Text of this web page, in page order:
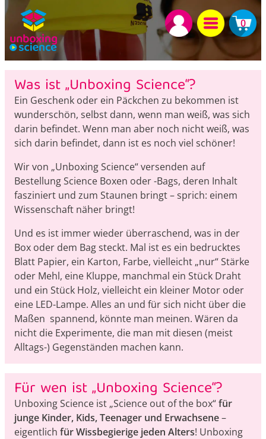
0
Was ist „Unboxing Science“?
Ein Geschenk oder ein Päckchen zu bekommen ist
wunderschön, selbst dann, wenn man weiß, was sich
darin befindet. Wenn man aber noch nicht weiß, was
sich darin befindet, dann ist es noch viel schöner!
Wir von „Unboxing Science“ versenden auf
Bestellung Science Boxen oder -Bags, deren Inhalt
fasziniert und zum Staunen bringt – sprich: einem
Wissenschaft näher bringt!
Und es ist immer wieder überraschend, was in der
Box oder dem Bag steckt. Mal ist es ein bedrucktes
Blatt Papier, ein Karton, Farbe, vielleicht „nur“ Stärke
oder Mehl, eine Kluppe, manchmal ein Stück Draht
und ein Stück Holz, vielleicht ein kleiner Motor oder
eine LED-Lampe. Alles an und für sich nicht über die
Maßen spannend, könnte man meinen. Wären da
nicht die Experimente, die man mit diesen (meist
Alltags-) Gegenständen machen kann.
Für wen ist „Unboxing Science“?
Unboxing Science ist „Science out of the box“für
junge Kinder, Kids, Teenager und Erwachsene–
eigentlich für Wissbegierige jeden Alters! Unboxing